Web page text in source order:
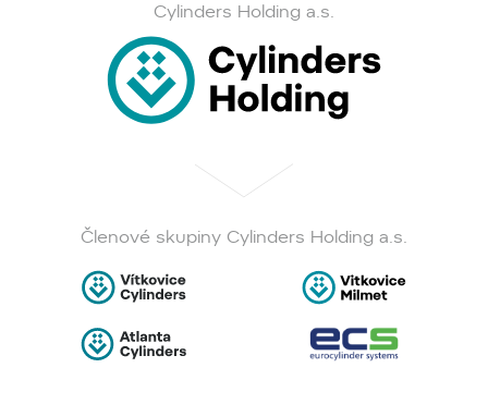
Cylinders Holding a.s.
Členové skupiny Cylinders Holding a.s.